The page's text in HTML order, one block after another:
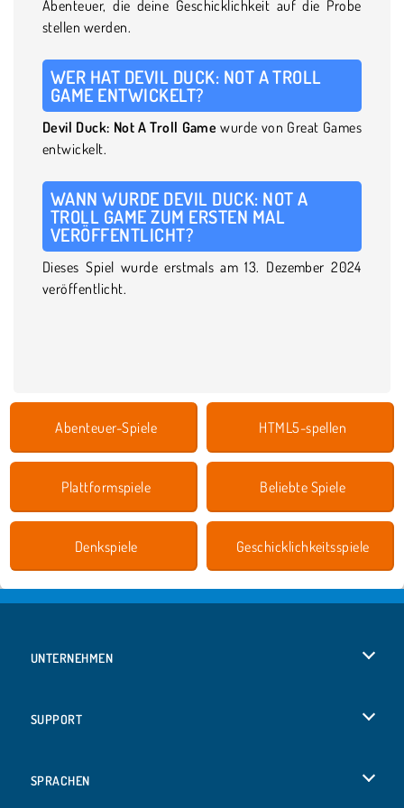
Abenteuer, die deine Geschicklichkeit auf die Probe
stellen werden.
WER HAT DEVIL DUCK: NOT A TROLL
GAME ENTWICKELT?
Devil Duck: Not A Troll Game wurde von Great Games
entwickelt.
WANN WURDE DEVIL DUCK: NOT A
TROLL GAME ZUM ERSTEN MAL
VERÖFFENTLICHT?
Dieses Spiel wurde erstmals am 13. Dezember 2024
veröffentlicht.
Abenteuer-Spiele HTML5-spellen
Plattformspiele Beliebte Spiele
Denkspiele Geschicklichkeitsspiele
UNTERNEHMEN
SUPPORT
SPRACHEN